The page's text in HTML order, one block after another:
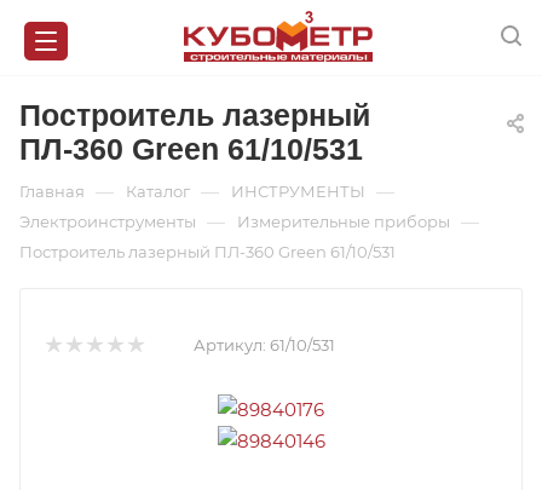
Построитель лазерный
ПЛ-360 Green 61/10/531
Главная — Каталог — ИНСТРУМЕНТЫ —
Электроинструменты — Измерительные приборы —
Построитель лазерный ПЛ-360 Green 61/10/531
Артикул: 61/10/531